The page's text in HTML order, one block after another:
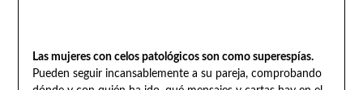
Las mujeres con celos patológicos son como superespías.
Pueden seguir incansablemente a su pareja, comprobando